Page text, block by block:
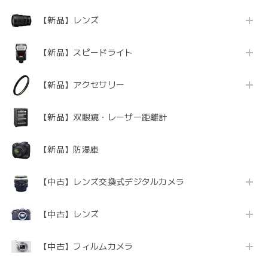
【新品】レンズ
【新品】スピードライト
【新品】アクセサリー
【新品】双眼鏡・レーザー距離計
【新品】防湿庫
【中古】レンズ交換式デジタルカメラ
【中古】レンズ
【中古】フィルムカメラ